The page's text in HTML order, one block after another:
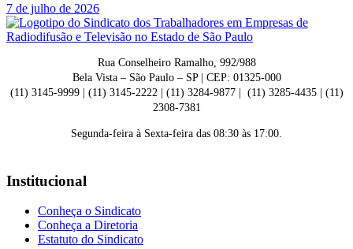
7 de julho de 2026
Rua Conselheiro Ramalho, 992/988
Bela Vista – São Paulo – SP | CEP: 01325-000
(11) 3145-9999 | (11) 3145-2222 | (11) 3284-9877 | (11) 3285-4435 | (11)
2308-7381
Segunda-feira à Sexta-feira das 08:30 às 17:00.
Institucional
Conheça o Sindicato
Conheça a Diretoria
Estatuto do Sindicato